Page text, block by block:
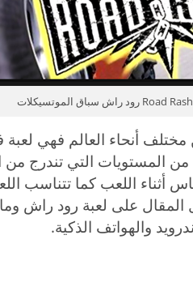
أنحاء العالم فهي
المستويات التي تندرج من
أثناء اللعب كما تتناسب
المقال على لعبة رود راش
والهواتف الذكية.